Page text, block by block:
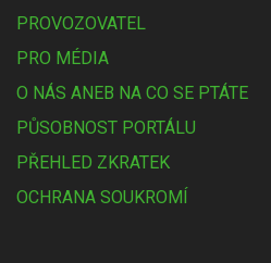
PROVOZOVATEL
PRO MÉDIA
O NÁS ANEB NA CO SE PTÁTE
PŮSOBNOST PORTÁLU
PŘEHLED ZKRATEK
OCHRANA SOUKROMÍ